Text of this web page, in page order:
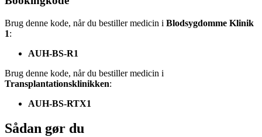
Brug denne kode, når du bestiller medicin i Blodsygdomme Klinik
1:
AUH-BS-R1
Brug denne kode, når du bestiller medicin i
Transplantationsklinikken:
AUH-BS-RTX1
Sådan gør du